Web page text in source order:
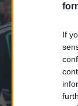
If